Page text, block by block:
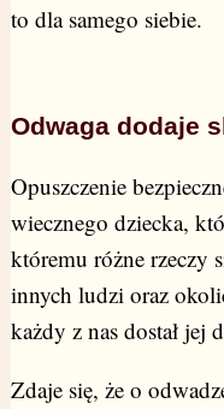
to dla samego siebie.
Odwaga dodaje
Opuszczenie
wiecznego dziecka,
któremu różne rzeczy
innych ludzi oraz
każdy z nas dostał jej
Zdaje się, że o